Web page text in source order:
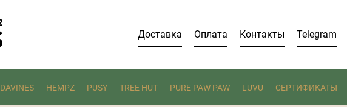
Доставка Оплата Контакты Telegram
DAVINES HEMPZ PUSY TREE HUT PURE PAW PAW LUVU СЕРТИФИКАТЫ